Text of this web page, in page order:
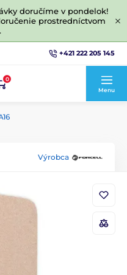
doručíme v pondelok!
prostredníctvom
+421 222 205 145
0
Menu
Výrobca